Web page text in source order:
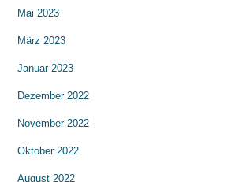
Mai 2023
März 2023
Januar 2023
Dezember 2022
November 2022
Oktober 2022
August 2022